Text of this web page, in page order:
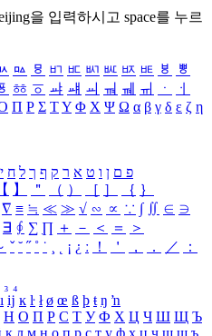
을 입력하시고 space를 누르
ㅰ ㅱ ㅲ ㅳ ㅴ ㅵ ㅶ ㅷ ㅸ
ㅹ
ㆅ ㆆ ㆇ ㆈ ㆉ ㆊ ㆋ ㆌ ㆍ
ㆎ
Π Ρ Σ ΤΥ Φ Χ Ψ Ω α β γ δ ε ζ η
פ ם ן ו ט א ר ק ף ך ל ח י
【 】 ＂ （ ） ［ ］ ｛ ｝
∇ ≡ ≒ ≪ ≫ √ ∽ ∝ ∵ ∫ ∬ ∈ ∋
∃ ∮ ∑ ∏ ＋ － ＜ ＝
＞
ˇ ˘ ˝ ˚ ˙ ¸ ¡ ¿ ː ！ ＇ ， ． ／
：
₃ ₄
ı ĳ ĸ ŀ ł ø œ ß þ ŧ ŋ ŉ
Н О П Р С Т У Ф Х Ц Ч Ш Щ Ъ